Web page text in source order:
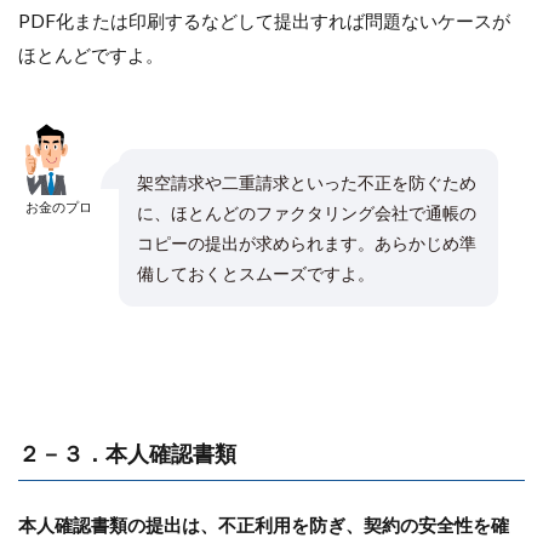
PDF化または印刷するなどして提出すれば問題ないケースが
ほとんどですよ。
お金のプロ
架空請求や二重請求といった不正を防ぐため
に、ほとんどのファクタリング会社で通帳の
コピーの提出が求められます。あらかじめ準
備しておくとスムーズですよ。
２－３．本人確認書類
本人確認書類の提出は、不正利用を防ぎ、契約の安全性を確